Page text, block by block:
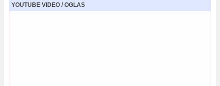
YOUTUBE VIDEO / OGLAS